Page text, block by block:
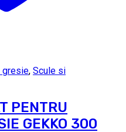
gresie, Scule si
PENTRU
GEKKO 300